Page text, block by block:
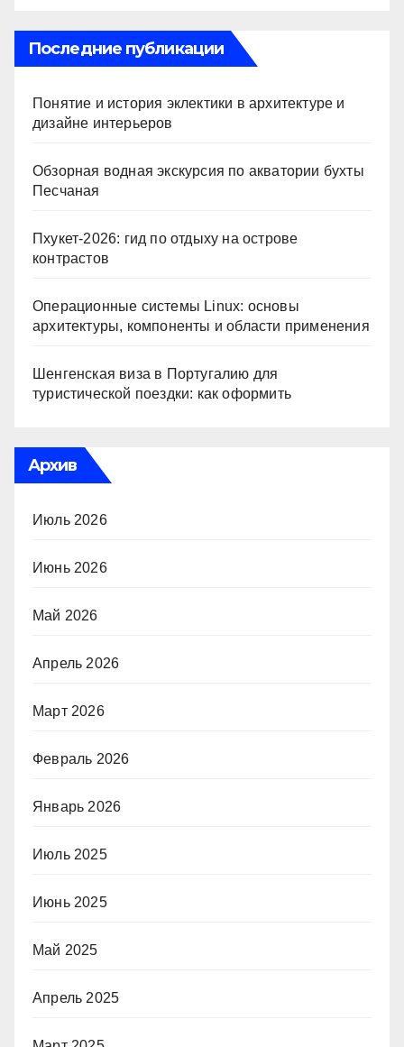
Последние публикации
Понятие и история эклектики в архитектуре и
дизайне интерьеров
Обзорная водная экскурсия по акватории бухты
Песчаная
Пхукет-2026: гид по отдыху на острове
контрастов
Операционные системы Linux: основы
архитектуры, компоненты и области применения
Шенгенская виза в Португалию для
туристической поездки: как оформить
Архив
Июль 2026
Июнь 2026
Май 2026
Апрель 2026
Март 2026
Февраль 2026
Январь 2026
Июль 2025
Июнь 2025
Май 2025
Апрель 2025